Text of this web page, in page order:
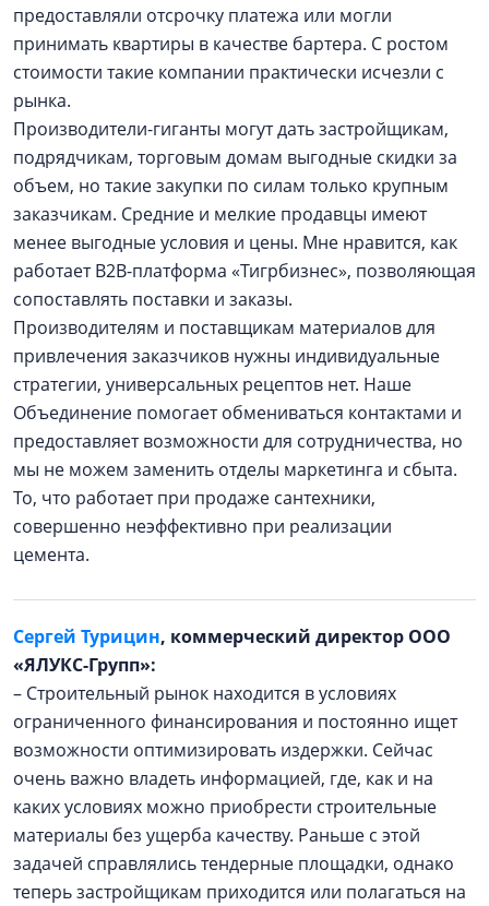
предоставляли отсрочку платежа или могли
принимать квартиры в качестве бартера. С ростом
стоимости такие компании практически исчезли с
рынка.
Производители-гиганты могут дать застройщикам,
подрядчикам, торговым домам выгодные скидки за
объем, но такие закупки по силам только крупным
заказчикам. Средние и мелкие продавцы имеют
менее выгодные условия и цены. Мне нравится, как
работает B2B-платформа «Тигрбизнес», позволяющая
сопоставлять поставки и заказы.
Производителям и поставщикам материалов для
привлечения заказчиков нужны индивидуальные
стратегии, универсальных рецептов нет. Наше
Объединение помогает обмениваться контактами и
предоставляет возможности для сотрудничества, но
мы не можем заменить отделы маркетинга и сбыта.
То, что работает при продаже сантехники,
совершенно неэффективно при реализации
цемента.
Сергей Турицин, коммерческий директор ООО
«ЯЛУКС-Групп»:
– Строительный рынок находится в условиях
ограниченного финансирования и постоянно ищет
возможности оптимизировать издержки. Сейчас
очень важно владеть информацией, где, как и на
каких условиях можно приобрести строительные
материалы без ущерба качеству. Раньше с этой
задачей справлялись тендерные площадки, однако
теперь застройщикам приходится или полагаться на